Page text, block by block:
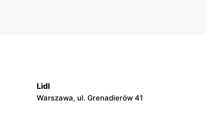
Lidl
Warszawa, ul. Grenadierów 41